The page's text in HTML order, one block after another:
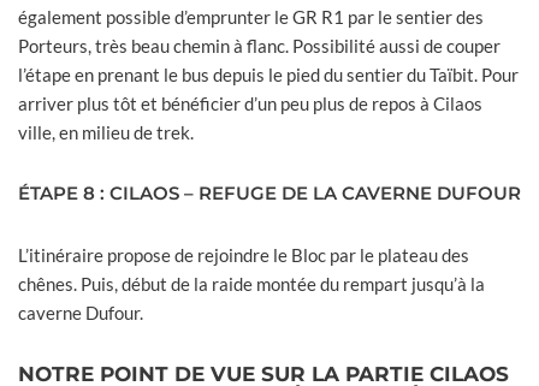
également possible d’emprunter le GR R1 par le sentier des
Porteurs, très beau chemin à flanc. Possibilité aussi de couper
l’étape en prenant le bus depuis le pied du sentier du Taïbit. Pour
arriver plus tôt et bénéficier d’un peu plus de repos à Cilaos
ville, en milieu de trek.
ÉTAPE 8 : CILAOS – REFUGE DE LA CAVERNE DUFOUR
L’itinéraire propose de rejoindre le Bloc par le plateau des
chênes. Puis, début de la raide montée du rempart jusqu’à la
caverne Dufour.
NOTRE POINT DE VUE SUR LA PARTIE CILAOS